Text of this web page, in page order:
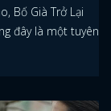
Bố Già Trở Lại
đây là một tuyên